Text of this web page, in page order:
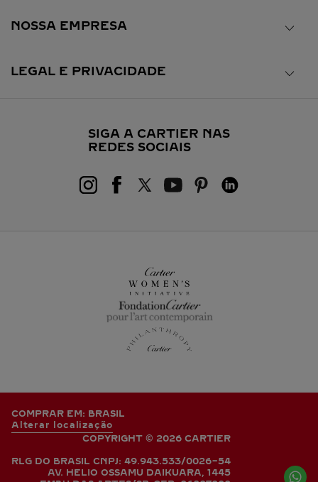
NOSSA EMPRESA
LEGAL E PRIVACIDADE
SIGA A CARTIER NAS
REDES SOCIAIS
COMPRAR EM: BRASIL
Alterar localização
COPYRIGHT © 2026 CARTIER
RLG DO BRASIL CNPJ: 49.943.533/0026-54
AV. HELIO OSSAMU DAIKUARA, 1445